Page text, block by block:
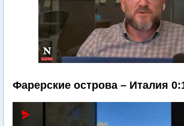
Фарерские острова – Италия